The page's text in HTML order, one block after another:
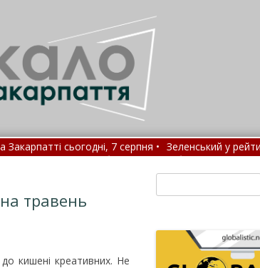
сьогодні, 7 серпня •
Зеленський у рейтингу
хвороб, які раніше були невиліковними•
травень
кишені креативних. Не